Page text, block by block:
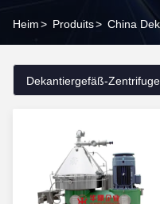
Heim> Produits>
Dekantiergefäß-